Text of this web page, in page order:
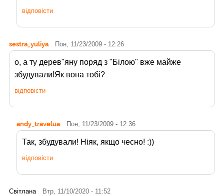
відповісти
sestra_yuliya Пон, 11/23/2009 - 12:26
о, а ту дерев"яну поряд з "Білою" вже майже
збудували!Як вона тобі?
відповісти
andy_travelua Пон, 11/23/2009 - 12:36
Так, збудували! Ніяк, якщо чесно! :))
відповісти
Світлана Втр, 11/10/2020 - 11:52